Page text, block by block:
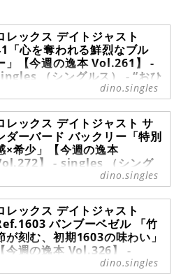
レックス デイトジャスト
「心を奪われる鮮烈なブル
」【今週の逸本 Vol.261】 -
（シングルス） - “おひ
とりさま”にフォーカスした情報
イト
ォーマルからインフォーマルま
、自身のこだわりを移す鏡として
ばれる腕時計の数々。ここではブ
ンド腕時計専門店・MOON
PHASE（ムーンフェイズ）が最新モ
おひとりさまの腕を飾るに相応し
珠玉の1本をセレクト。今回は、
レックスのデイトジャストから最
新の『デイトジャスト 41』をご紹
介しよう。※当連載は掲載Vol.239
でdino.networkに連載されてい
dino.singles
レックス デイトジャスト サ
ダーバード バックリー「特別
×希少」【今週の逸本
】 - singles （シング
ルス） - “おひとりさま”にフォ
カスした情報サイト
ォーマルからインフォーマルま
、自身のこだわりを移す鏡として
ばれる腕時計の数々。ここではブ
ランド腕時計専門店・MOON
PHASE（ムーンフェイズ）が最新モ
dino.singles
レックス デイトジャスト
バンブーベゼル 「竹
が刻む、初期1603の味わい」
【今週の逸本 Vol.326】 -
singles （シングルス） - “おひ
dino.singles